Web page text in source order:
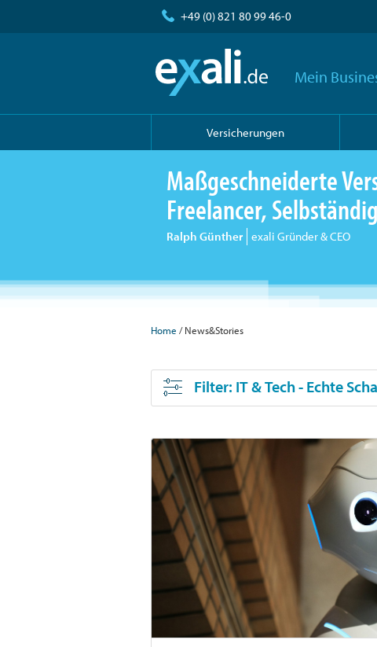
+49 (0) 821 80 99 46-0
Mein
Versicherungen
Maßgeschneiderte
Freelancer,
Ralph Günther exali Gründer & CEO
Home / News&Stories
Filter: IT & Tech - Echte